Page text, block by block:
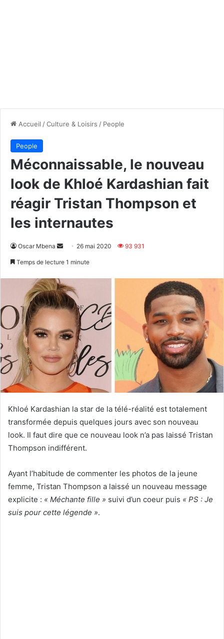
Accueil /Culture & Loisirs / People
People
Méconnaissable, le nouveau
look de Khloé Kardashian fait
réagir Tristan Thompson et
les internautes
Oscar Mbena
Envoyer26 mai 2020 93 931
Temps de lecture 1 minute
Khloé Kardashian la star de la télé-réalité est totalement
transformée depuis quelques jours avec son nouveau
look. Il faut dire que ce nouveau look n’a pas laissé Tristan
Thompson indifférent.
Ayant l’habitude de commenter les photos de la jeune
femme, Tristan Thompson a laissé un nouveau message
explicite : « Méchante fille » suivi d’un coeur puis « PS : Je
suis pour cette légende ».